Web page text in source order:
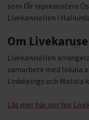
som får representera
Livekarusellen i
Om
Livekarusellen
samarbete med lokala
Linköpings och Motala
Läs mer här om hur